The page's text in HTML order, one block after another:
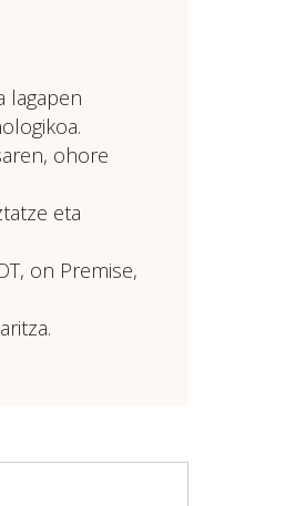
lagapen
ohore
eta
on Premise,